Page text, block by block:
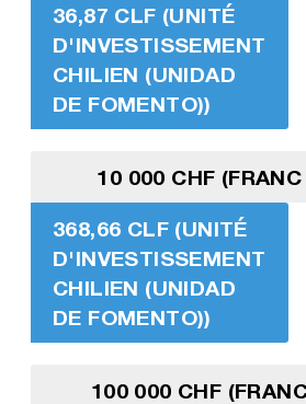
36,87 CLF (UNITÉ
D'INVESTISSEMENT
CHILIEN (UNIDAD
DE FOMENTO))
10 000 CHF
368,66 CLF (UNITÉ
D'INVESTISSEMENT
CHILIEN (UNIDAD
DE FOMENTO))
100 000 CHF